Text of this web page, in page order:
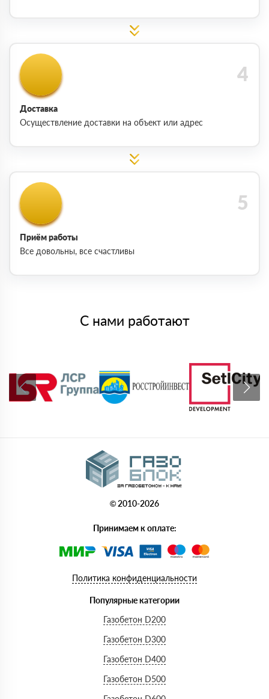
Доставка
Осуществление доставки на объект или адрес
Приём работы
Все довольны, все счастливы
С нами работают
© 2010-2026
Принимаем к оплате:
Политика конфиденциальности
Популярные категории
Газобетон D200
Газобетон D300
Газобетон D400
Газобетон D500